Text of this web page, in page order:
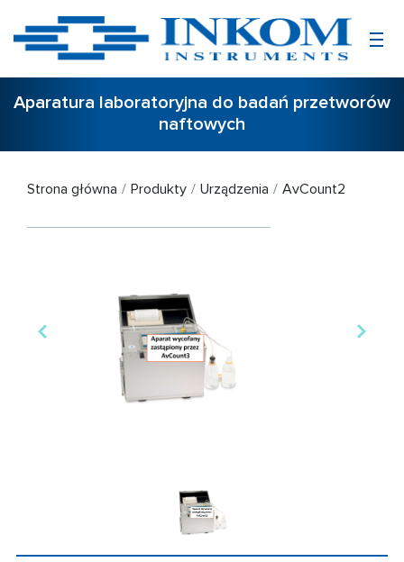
Aparatura laboratoryjna do badań przetworów
naftowych
Strona główna Produkty Urządzenia AvCount2